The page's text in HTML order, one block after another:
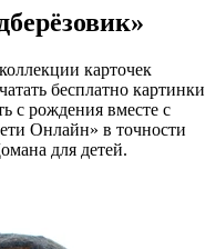
карточек
бесплатно картинки
с рождения вместе с
Онлайн» в точности
для детей.